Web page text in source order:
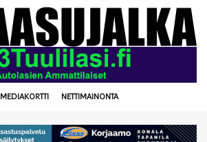
MEDIAKORTTI NETTIMAINONTA